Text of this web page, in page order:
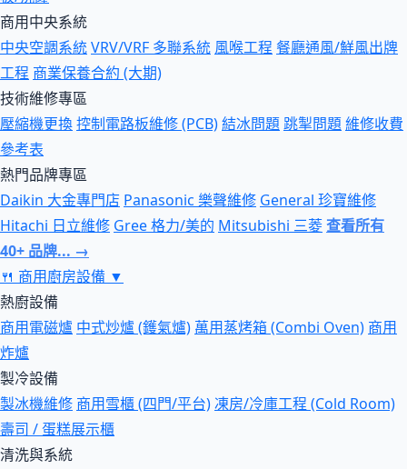
商用中央系統
中央空調系統VRV/VRF 多聯系統 風喉工程 餐廳通風/鮮風出牌
工程 商業保養合約 (大期)
技術維修專區
壓縮機更換控制電路板維修 (PCB)結冰問題跳掣問題維修收費
參考表
熱門品牌專區
Daikin 大金專門店 Panasonic 樂聲維修 General 珍寶維修
Hitachi 日立維修 Gree 格力/美的 Mitsubishi 三菱查看所有
40+ 品牌... →
🍴 商用廚房設備 ▼
熱廚設備
商用電磁爐 中式炒爐 (鑊氣爐) 萬用蒸烤箱 (Combi Oven) 商用
炸爐
製冷設備
製冰機維修 商用雪櫃 (四門/平台)凍房/冷庫工程 (Cold Room)
壽司 / 蛋糕展示櫃
清洗與系統